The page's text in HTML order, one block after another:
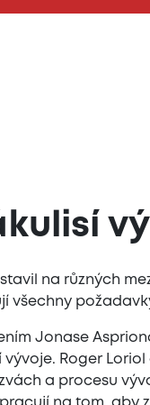
na různých
všechny
Jonase
Roger
a procesu